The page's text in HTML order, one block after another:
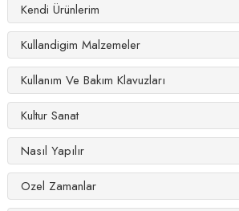
Kendi Ürünlerim
Kullandigim Malzemeler
Kullanım Ve Bakım Klavuzları
Kultur Sanat
Nasıl Yapılır
Ozel Zamanlar